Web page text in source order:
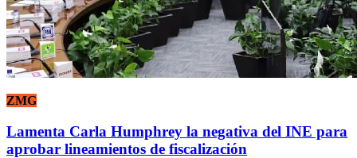
ZMG
Lamenta Carla Humphrey la negativa del INE para
aprobar lineamientos de fiscalización